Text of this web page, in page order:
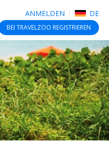
ANMELDEN DE
BEI TRAVELZOO REGISTRIEREN
SEARCH DEALS